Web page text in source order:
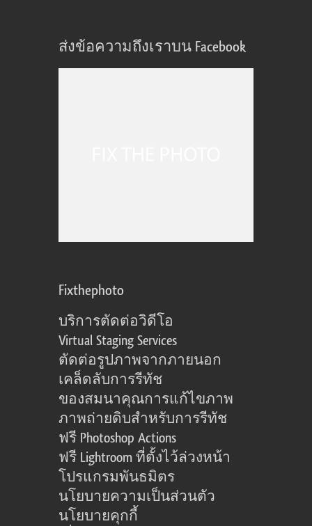
ส่งข้อความถึงเราบน Facebook
Fixthephoto
บริการตัดต่อวิดีโอ
Virtual Staging Services
ตัดต่อรูปภาพจากภายนอก
เคล็ดลับการรีทัช
ของสมนาคุณการแก้ไขภาพ
ภาพถ่ายดิบสำหรับการรีทัช
ฟรี Photoshop Actions
ฟรี Lightroom ที่ตั้งไว้ล่วงหน้า
โปรแกรมพันธมิตร
นโยบายความเป็นส่วนตัว
นโยบายคุกกี้